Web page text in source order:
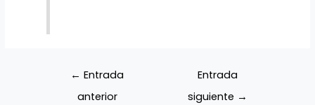
Navegación
← Entrada
anterior
Entrada
siguiente →